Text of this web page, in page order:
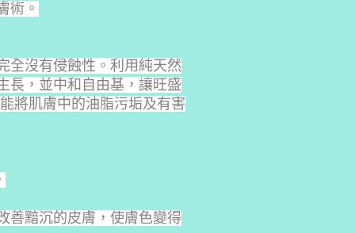
術。
全沒有侵蝕性。利用純天然
長，並中和自由基，讓旺盛
將肌膚中的油脂污垢及有害
善黯沉的皮膚，使膚色變得